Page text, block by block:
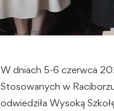
W dniach 5-6 czerwca
Stosowanych w
odwiedziła Wysoką